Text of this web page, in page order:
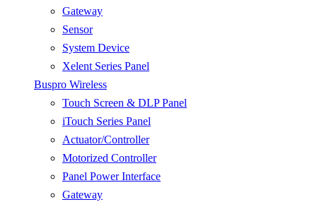
Gateway
Sensor
System Device
Xelent Series Panel
Buspro Wireless
Touch Screen & DLP Panel
iTouch Series Panel
Actuator/Controller
Motorized Controller
Panel Power Interface
Gateway